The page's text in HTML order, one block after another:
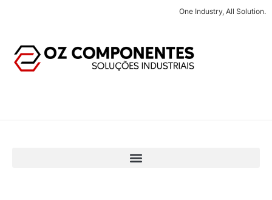
One Industry, All Solution.